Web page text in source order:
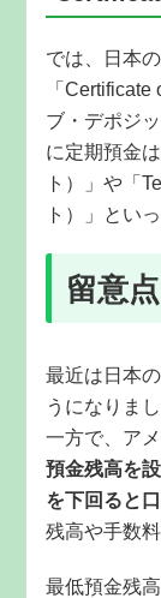
では、日本
「
ブ・デポジ
に定期預金
ト）」や「
ト）」とい
留意点
最近は日本
うになりまし
一方で、ア
預金残高を
を下回ると
残高や手数
最低預金残